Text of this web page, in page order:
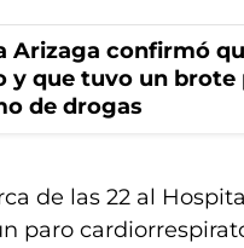
Arizaga confirmó
y que tuvo un
de drogas
de las 22 al
paro